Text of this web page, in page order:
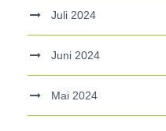
Juli 2024
Juni 2024
Mai 2024